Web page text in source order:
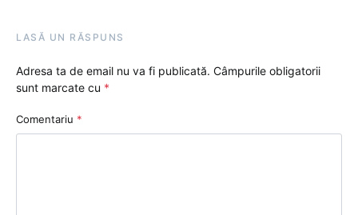
LASĂ UN RĂSPUNS
Adresa ta de email nu va fi publicată. Câmpurile obligatorii
sunt marcate cu *
Comentariu *